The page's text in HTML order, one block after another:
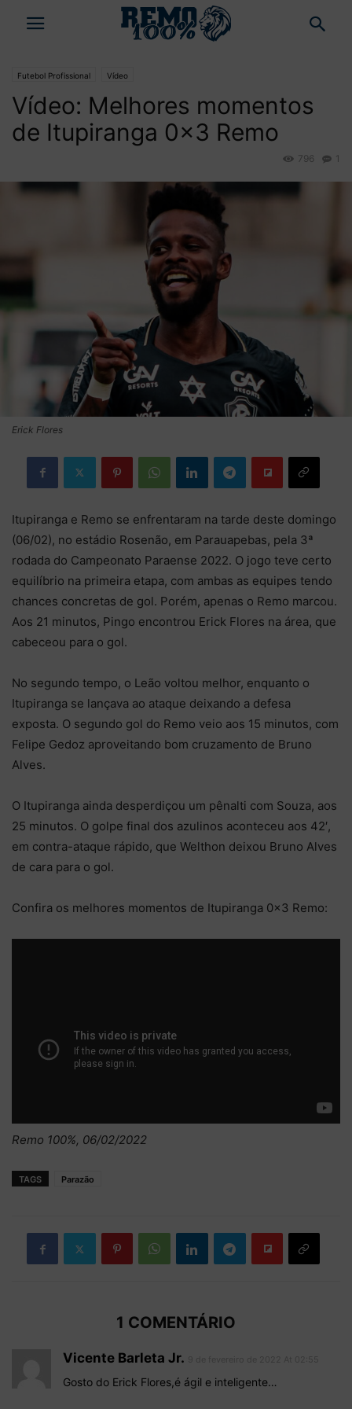
Futebol Profissional Vídeo
Vídeo: Melhores momentos
de Itupiranga 0×3 Remo
1
796
Erick Flores
Itupiranga e Remo se enfrentaram na tarde deste domingo
(06/02), no estádio Rosenão, em Parauapebas, pela 3ª
rodada do Campeonato Paraense 2022. O jogo teve certo
equilíbrio na primeira etapa, com ambas as equipes tendo
chances concretas de gol. Porém, apenas o Remo marcou.
Aos 21 minutos, Pingo encontrou Erick Flores na área, que
cabeceou para o gol.
No segundo tempo, o Leão voltou melhor, enquanto o
Itupiranga se lançava ao ataque deixando a defesa
exposta. O segundo gol do Remo veio aos 15 minutos, com
Felipe Gedoz aproveitando bom cruzamento de Bruno
Alves.
O Itupiranga ainda desperdiçou um pênalti com Souza, aos
25 minutos. O golpe final dos azulinos aconteceu aos 42′,
em contra-ataque rápido, que Welthon deixou Bruno Alves
de cara para o gol.
Confira os melhores momentos de Itupiranga 0×3 Remo:
Remo 100%, 06/02/2022
TAGS Parazão
1 COMENTÁRIO
Vicente Barleta Jr.
Gosto do Erick Flores,é ágil e inteligente…